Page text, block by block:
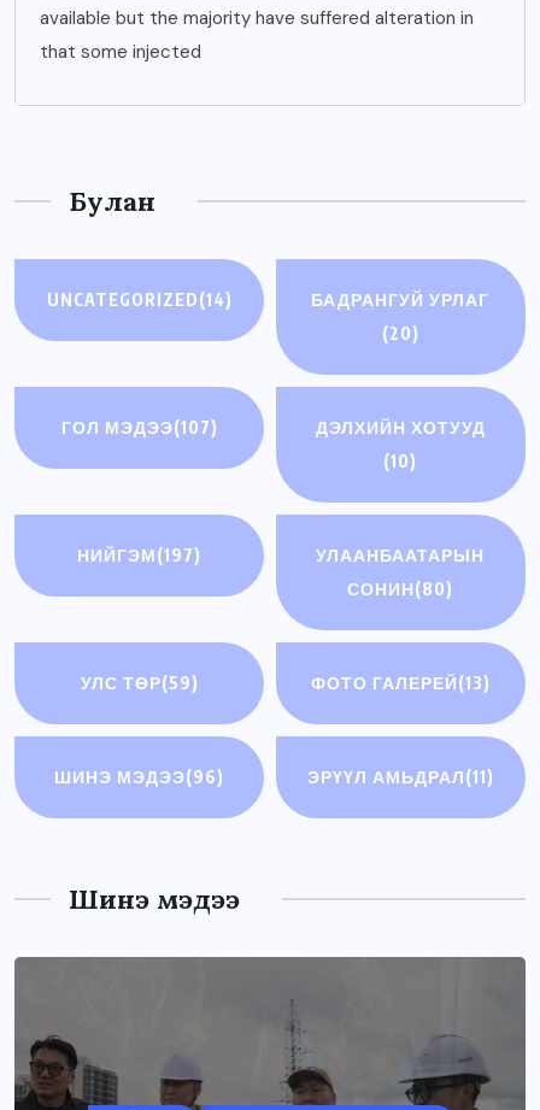
available but the majority have suffered alteration in
that some injected
Булан
UNCATEGORIZED(14)
БАДРАНГУЙ УРЛАГ
(20)
ГОЛ МЭДЭЭ(107)
ДЭЛХИЙН ХОТУУД
(10)
НИЙГЭМ(197)
УЛААНБААТАРЫН
СОНИН(80)
УЛС ТӨР(59) ФОТО ГАЛЕРЕЙ(13)
ШИНЭ МЭДЭЭ(96) ЭРҮҮЛ АМЬДРАЛ(11)
Шинэ мэдээ